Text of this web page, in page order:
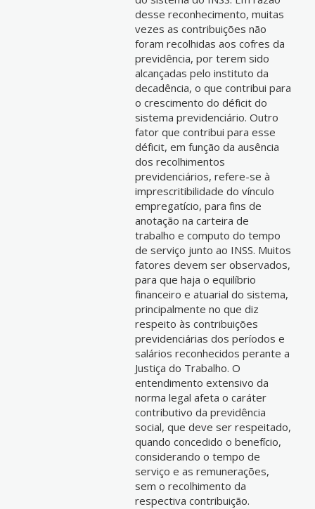
desse reconhecimento, muitas
vezes as contribuições não
foram recolhidas aos cofres da
previdência, por terem sido
alcançadas pelo instituto da
decadência, o que contribui para
o crescimento do déficit do
sistema previdenciário. Outro
fator que contribui para esse
déficit, em função da ausência
dos recolhimentos
previdenciários, refere-se à
imprescritibilidade do vínculo
empregatício, para fins de
anotação na carteira de
trabalho e computo do tempo
de serviço junto ao INSS. Muitos
fatores devem ser observados,
para que haja o equilíbrio
financeiro e atuarial do sistema,
principalmente no que diz
respeito às contribuições
previdenciárias dos períodos e
salários reconhecidos perante a
Justiça do Trabalho. O
entendimento extensivo da
norma legal afeta o caráter
contributivo da previdência
social, que deve ser respeitado,
quando concedido o benefício,
considerando o tempo de
serviço e as remunerações,
sem o recolhimento da
respectiva contribuição.